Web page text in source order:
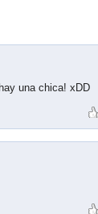
una chica! xDD